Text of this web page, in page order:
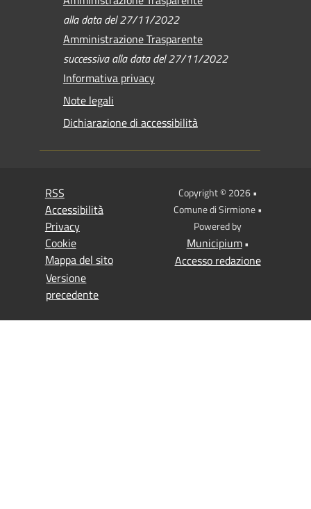
alla data del 27/11/2022
Amministrazione Trasparente
successiva alla data del 27/11/2022
Informativa privacy
Note legali
Dichiarazione di accessibilità
RSS
Accessibilità
Privacy
Cookie
Mappa del sito
Versione
precedente
Copyright © 2026 •
Comune di Sirmione •
Powered by
Municipium•
Accesso redazione